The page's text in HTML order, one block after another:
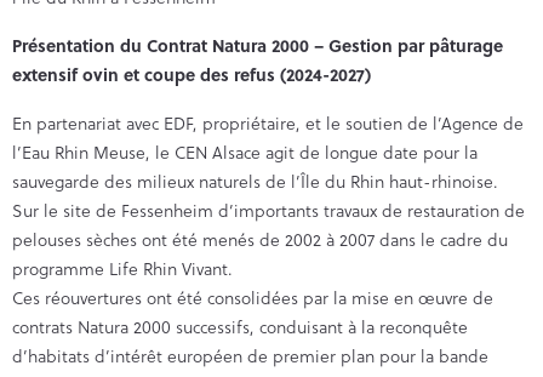
Présentation du Contrat Natura 2000 – Gestion par pâturage
extensif ovin et coupe des refus (2024-2027)
En partenariat avec EDF, propriétaire, et le soutien de l’Agence de
l’Eau Rhin Meuse, le CEN Alsace agit de longue date pour la
sauvegarde des milieux naturels de l’Île du Rhin haut-rhinoise.
Sur le site de Fessenheim d’importants travaux de restauration de
pelouses sèches ont été menés de 2002 à 2007 dans le cadre du
programme Life Rhin Vivant.
Ces réouvertures ont été consolidées par la mise en œuvre de
contrats Natura 2000 successifs, conduisant à la reconquête
d’habitats d’intérêt européen de premier plan pour la bande